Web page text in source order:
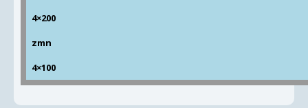
4×200
zmn
4×100